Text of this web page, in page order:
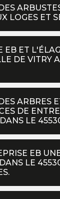
LOGES ET
EB ET
DE VITRY
ARBRES
DE
LE
EB
LE